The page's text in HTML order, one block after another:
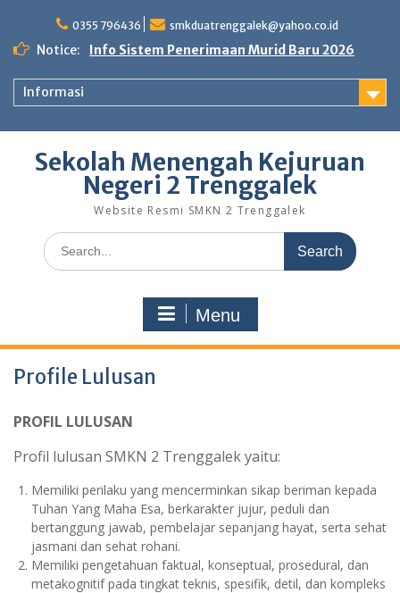
content
0355 796436 smkduatrenggalek@yahoo.co.id
Notice: Info Sistem Penerimaan Murid Baru 2026
Informasi
Sekolah Menengah Kejuruan
Negeri 2 Trenggalek
Website Resmi SMKN 2 Trenggalek
Search
for:
Menu
Profile Lulusan
PROFIL LULUSAN
Profil lulusan SMKN 2 Trenggalek yaitu:
Memiliki perilaku yang mencerminkan sikap beriman kepada
Tuhan Yang Maha Esa, berkarakter jujur, peduli dan
bertanggung jawab, pembelajar sepanjang hayat, serta sehat
jasmani dan sehat rohani.
Memiliki pengetahuan faktual, konseptual, prosedural, dan
metakognitif pada tingkat teknis, spesifik, detil, dan kompleks